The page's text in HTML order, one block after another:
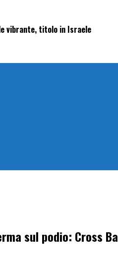
vibrante, titolo in Israele
sul podio: Cross